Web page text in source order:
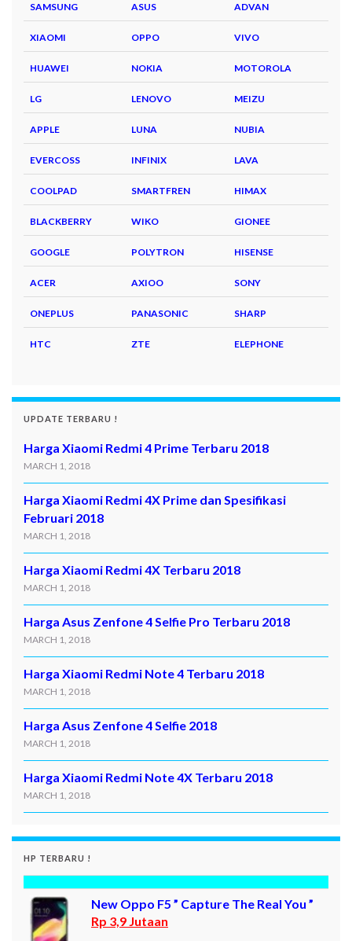
SAMSUNG ASUS ADVAN
XIAOMI OPPO VIVO
HUAWEI NOKIA MOTOROLA
LG LENOVO MEIZU
APPLE LUNA NUBIA
EVERCOSS INFINIX LAVA
COOLPAD SMARTFREN HIMAX
BLACKBERRY WIKO GIONEE
GOOGLE POLYTRON HISENSE
ACER AXIOO SONY
ONEPLUS PANASONIC SHARP
HTC ZTE ELEPHONE
UPDATE TERBARU !
Harga Xiaomi Redmi 4 Prime Terbaru 2018
MARCH 1, 2018
Harga Xiaomi Redmi 4X Prime dan Spesifikasi
Februari 2018
MARCH 1, 2018
Harga Xiaomi Redmi 4X Terbaru 2018
MARCH 1, 2018
Harga Asus Zenfone 4 Selfie Pro Terbaru 2018
MARCH 1, 2018
Harga Xiaomi Redmi Note 4 Terbaru 2018
MARCH 1, 2018
Harga Asus Zenfone 4 Selfie 2018
MARCH 1, 2018
Harga Xiaomi Redmi Note 4X Terbaru 2018
MARCH 1, 2018
HP TERBARU !
New Oppo F5 ” Capture The Real You ”
Rp 3,9 Jutaan